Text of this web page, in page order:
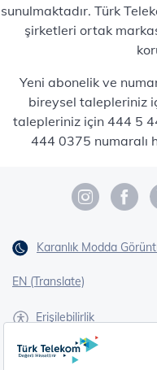
sunulmaktadır. Türk
şirketleri ortak
Yeni abonelik ve
bireysel talepleriniz
talepleriniz için 444 5
444 0375 numaralı
Karanlık Modda
EN (Translate)
Erişilebilirlik
İşaret Dili Çevirisi